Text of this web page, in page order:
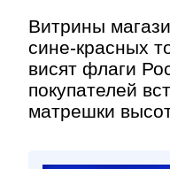
Витрины
сине-красных
висят флаги
покупателей
матрешки
Контакт»